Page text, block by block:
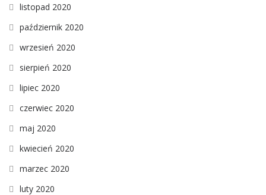
listopad 2020
październik 2020
wrzesień 2020
sierpień 2020
lipiec 2020
czerwiec 2020
maj 2020
kwiecień 2020
marzec 2020
luty 2020